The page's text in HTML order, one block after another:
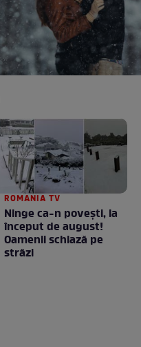
ROMANIA TV
Ninge ca-n povești, la
început de august!
Oamenii schiază pe
străzi